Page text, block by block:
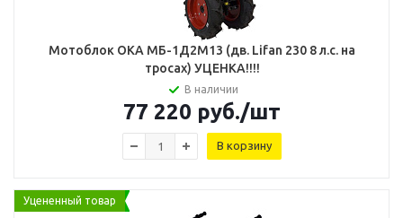
Мотоблок ОКА МБ-1Д2М13 (дв. Lifan 230 8 л.с. на
тросах) УЦЕНКА!!!!
В наличии
77 220 руб./шт
В корзину
Уцененный товар